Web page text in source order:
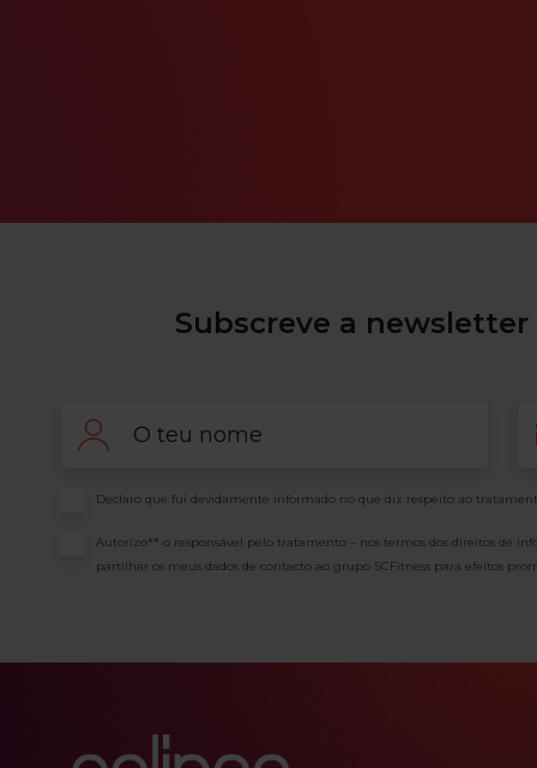
Subscreve a
Consentimento
Declaro que fui devidamente informado no que diz respeito ao
Consentimento
Autorizo** o responsável pelo tratamento – nos termos dos direitos de
partilhar os meus dados de contacto ao grupo SCFitness para efeitos